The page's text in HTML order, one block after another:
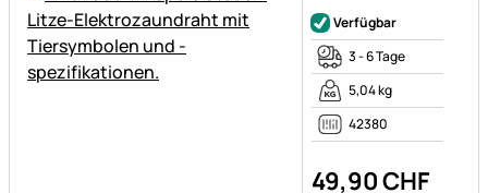
Verfügbar
3 - 6 Tage
5,04 kg
42380
49,90CHF